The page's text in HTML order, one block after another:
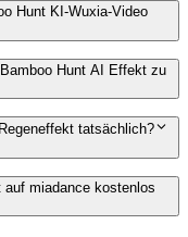
Hunt KI-Wuxia-Video
Hunt AI Effekt zu
tatsächlich?
miadance kostenlos